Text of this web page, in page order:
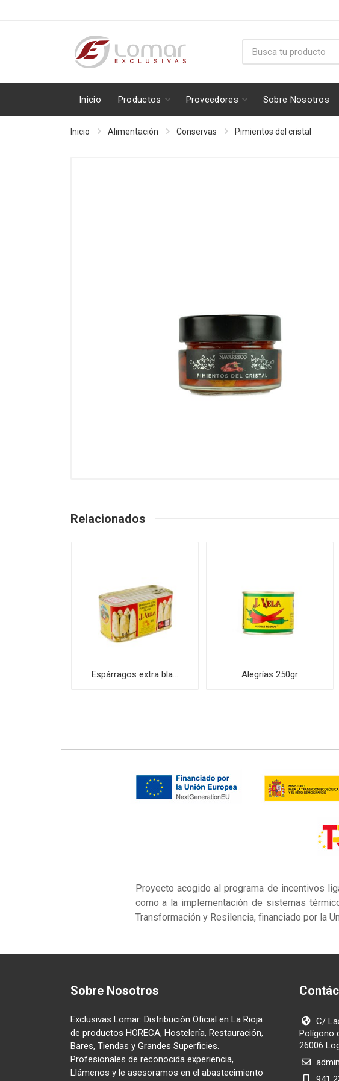
Inicio Productos Proveedores Sobre Nosotros
Inicio Alimentación Conservas Pimientos del cristal
Relacionados
Espárragos extra bla... Alegrías 250gr
Proyecto acogido al programa de incentivos
como a la implementación de sistemas
Transformación y Resilencia, financiado por la
Sobre Nosotros
Exclusivas Lomar: Distribución Oficial en La Rioja
de productos HORECA, Hostelería, Restauración,
Bares, Tiendas y Grandes Superficies.
Profesionales de reconocida experiencia,
Llámenos y le asesoramos en el abastecimiento
C/
Polígono
26006